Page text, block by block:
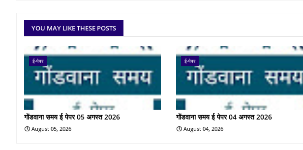
YOU MAY LIKE THESE POSTS
ई-पेपर
गोंडवाना समय ई पेपर 05 अगस्त 2026
August 05, 2026
ई-पेपर
गोंडवाना समय ई पेपर 04 अगस्त 2026
August 04, 2026